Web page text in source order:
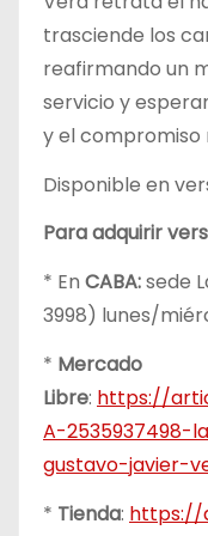
trasciende los
reafirmando un
servicio y
y el compromiso
Disponible en
Para adquirir
* En CABA:sede
3998) lunes/
* Mercado
Libre: https://
A-2535937498-
gustavo-javier-
* Tienda: https://